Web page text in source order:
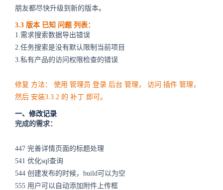
朋友都尽快升级到新的版本。
3.3 版本 已知 问题 列表：
1.需求搜索数据导出错误
2.任务搜索是没有默认限制当前项目
3.私有产品的访问权限检查的错误
修复 方法： 使用 管理员 登录 后台 管理， 访问 插件 管理，
然后 安装3.3.2 的 补丁 即可。
一、修改记录
完成的需求：
447 完善详情页面的标题处理
541 优化sql查询
544 创建发布的时候，build可以为空
555 用户可以自动添加附件上传框